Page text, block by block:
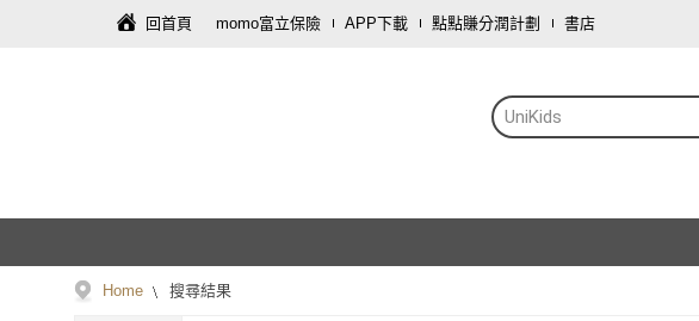
回首頁 momo富立保險 APP下載 點點賺分潤計劃 書店
UniKids
Home 搜尋結果